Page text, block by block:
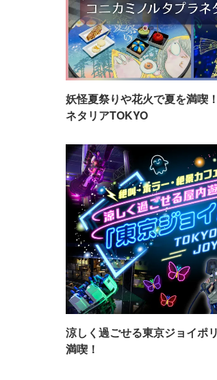
妖怪夏祭りや花火で夏を満喫
ネタリアTOKYO
涼しく過ごせる東京ジョイポ
満喫！